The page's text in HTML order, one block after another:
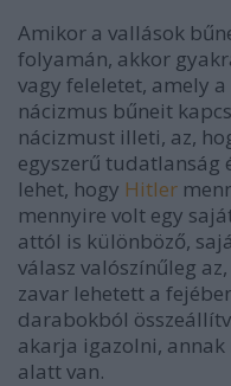
Amikor a vallások
folyamán, akkor
vagy feleletet, amely
nácizmus bűneit
nácizmust illeti, az,
egyszerű tudatlanság
lehet, hogy Hitler
mennyire volt egy
attól is különböző,
válasz valószínűleg
zavar lehetett a
darabokból
akarja igazolni,
alatt van.